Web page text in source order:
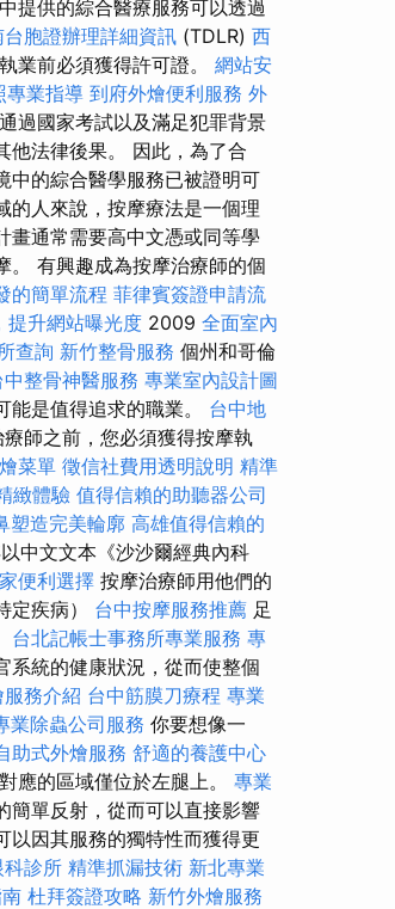
提供的綜合醫療服務可以透過
台胞證辦理詳細資訊 (TDLR) 西
業前必須獲得許可證。 網站安
專業指導 到府外燴便利服務 外
過國家考試以及滿足犯罪背景
他法律後果。 因此，為了合
中的綜合醫學服務已被證明可
的人來說，按摩療法是一個理
畫通常需要高中文憑或同等學
。 有興趣成為按摩治療師的個
的簡單流程 菲律賓簽證申請流
提升網站曝光度 2009 全面室內
查詢 新竹整骨服務 個州和哥倫
中整骨神醫服務 專業室內設計圖
是值得追求的職業。 台中地
師之前，您必須獲得按摩執
菜單 徵信社費用透明說明 精準
緻體驗 值得信賴的助聽器公司
塑造完美輪廓 高雄值得信賴的
中文文本《沙沙爾經典內科
便利選擇 按摩治療師用他們的
定疾病） 台中按摩服務推薦 足
台北記帳士事務所專業服務 專
系統的健康狀況，從而使整個
務介紹 台中筋膜刀療程 專業
業除蟲公司服務 你要想像一
助式外燴服務 舒適的養護中心
應的區域僅位於左腿上。 專業
簡單反射，從而可以直接影響
以因其服務的獨特性而獲得更
診所 精準抓漏技術 新北專業
杜拜簽證攻略 新竹外燴服務